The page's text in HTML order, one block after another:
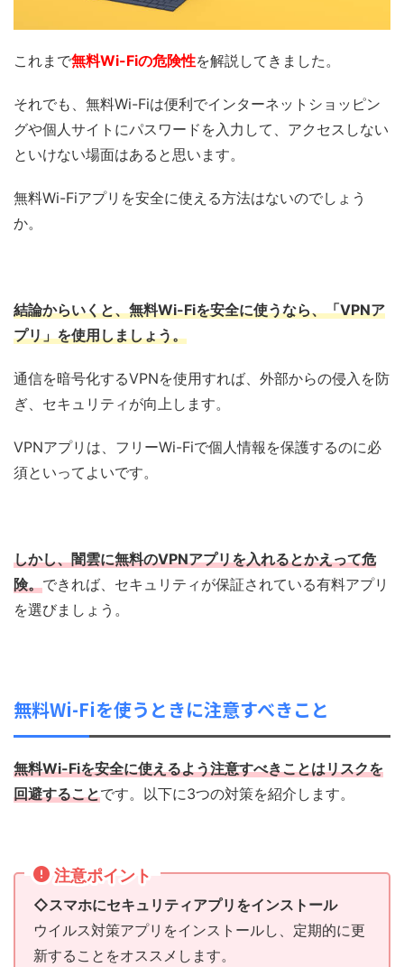
これまで無料Wi-Fiの危険性を解説してきました。
それでも、無料Wi-Fiは便利でインターネットショッピン
グや個人サイトにパスワードを入力して、アクセスしない
といけない場面はあると思います。
無料Wi-Fiアプリを安全に使える方法はないのでしょう
か。
結論からいくと、無料Wi-Fiを安全に使うなら、「VPNア
プリ」を使用しましょう。
通信を暗号化するVPNを使用すれば、外部からの侵入を防
ぎ、セキュリティが向上します。
VPNアプリは、フリーWi-Fiで個人情報を保護するのに必
須といってよいです。
しかし、闇雲に無料のVPNアプリを入れるとかえって危
険。できれば、セキュリティが保証されている有料アプリ
を選びましょう。
無料Wi-Fiを使うときに注意すべきこと
無料Wi-Fiを安全に使えるよう注意すべきことはリスクを
回避することです。以下に3つの対策を紹介します。
注意ポイント
◇スマホにセキュリティアプリをインストール
ウイルス対策アプリをインストールし、定期的に更
新することをオススメします。